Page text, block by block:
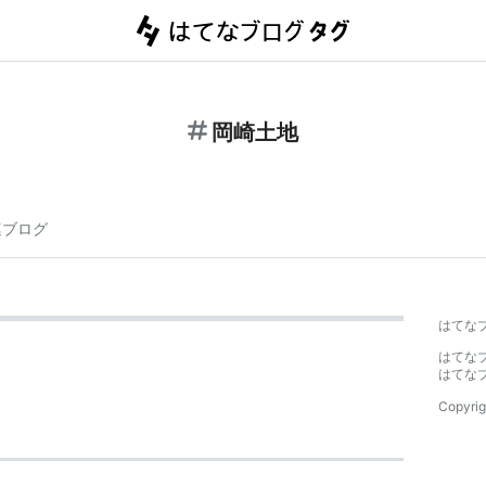
岡崎土地
ログ
はてな
はてな
はてな